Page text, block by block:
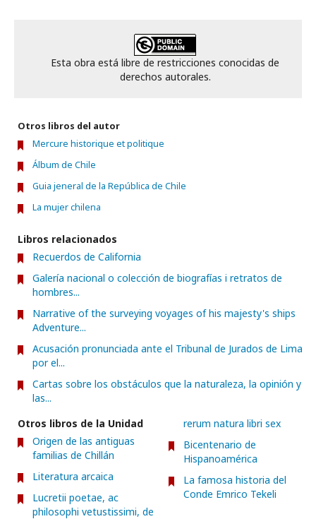
Esta obra está libre de restricciones conocidas de
derechos autorales.
Otros libros del autor
Mercure historique et politique
Álbum de Chile
Guia jeneral de la República de Chile
La mujer chilena
Libros relacionados
Recuerdos de California
Galería nacional o colección de biografías i retratos de
hombres...
Narrative of the surveying voyages of his majesty's ships
Adventure...
Acusación pronunciada ante el Tribunal de Jurados de Lima
por el...
Cartas sobre los obstáculos que la naturaleza, la opinión y
las...
Otros libros de la Unidad
Origen de las antiguas
familias de Chillán
Literatura arcaica
Lucretii poetae, ac
philosophi vetustissimi, de
rerum natura libri sex
Bicentenario de
Hispanoamérica
La famosa historia del
Conde Emrico Tekeli